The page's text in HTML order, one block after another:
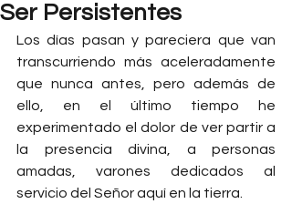
Ser Persistentes
Los días pasan y pareciera que van
transcurriendo más aceleradamente
que nunca antes, pero además de
ello, en el último tiempo he
experimentado el dolor de ver partir a
la presencia divina, a personas
amadas, varones dedicados al
servicio del Señor aquí en la tierra.